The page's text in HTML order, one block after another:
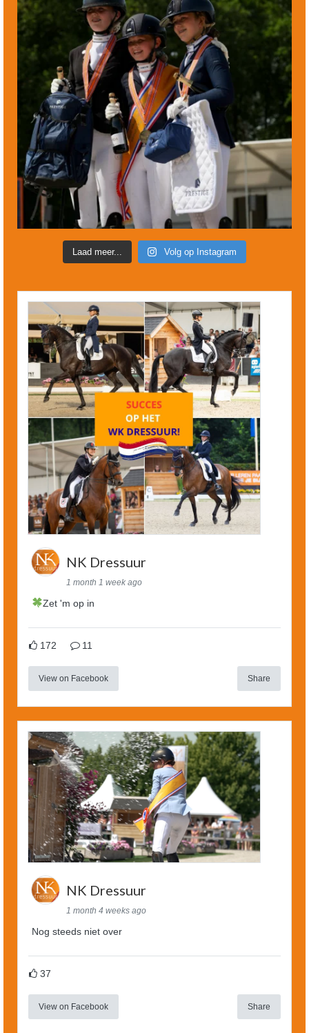
Laad meer... Volg op Instagram
NK Dressuur
1 month 1 week ago
Zet 'm op in
172 11
View on Facebook Share
NK Dressuur
1 month 4 weeks ago
Nog steeds niet over
37
View on Facebook Share